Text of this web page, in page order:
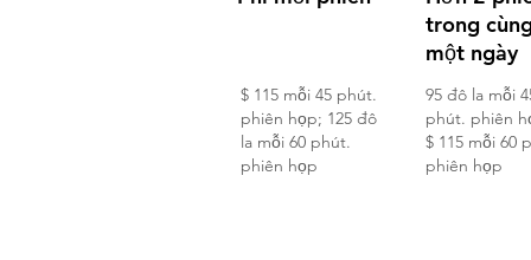
$ 115 mỗi 45 phút.
phiên họp; 125 đô
la mỗi 60 phút.
phiên họp
trong
một ngày
95 đô la mỗi
phút. phiên
$ 115 mỗi 60
phiên họp